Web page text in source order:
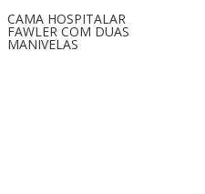
CAMA HOSPITALAR
FAWLER COM DUAS
MANIVELAS